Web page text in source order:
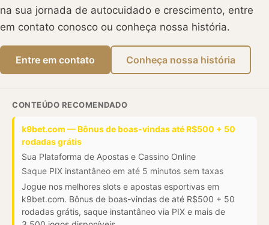
na sua jornada de autocuidado e crescimento, entre
em contato conosco ou conheça nossa história.
Entre em contato Conheça nossa história
CONTEÚDO RECOMENDADO
k9bet.com — Bônus de boas-vindas até R$500 + 50
rodadas grátis
Sua Plataforma de Apostas e Cassino Online
Saque PIX instantâneo em até 5 minutos sem taxas
Jogue nos melhores slots e apostas esportivas em
k9bet.com. Bônus de boas-vindas de até R$500 + 50
rodadas grátis, saque instantâneo via PIX e mais de